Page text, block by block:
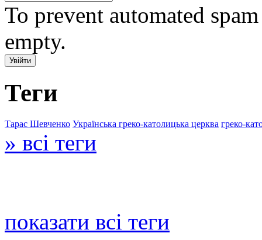
To prevent automated
empty.
Теги
Тарас Шевченко Українська греко-католицька церква греко-
» всі теги
показати всі теги